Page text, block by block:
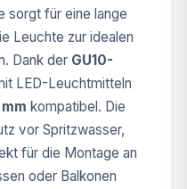
sorgt für eine lange
Leuchte zur idealen
Dank der GU10-
LED-Leuchtmitteln
kompatibel. Die
vor Spritzwasser,
für die Montage an
oder Balkonen